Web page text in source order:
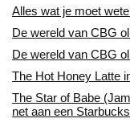
Alles wat je moet
De wereld van CBG
De wereld van CBG
The Hot Honey Latte
The Star of Babe
net aan een